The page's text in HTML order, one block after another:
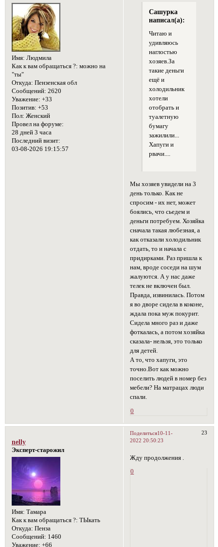
Имя: Людмила
Как к вам обращаться ?: можно на
"ты"
Откуда: Пензенская обл
Сообщений: 2620
Уважение: +33
Позитив: +53
Пол: Женский
Провел на форуме:
28 дней 3 часа
Последний визит:
03-08-2026 19:15:57
Сашурка
написал(а):
Читаю и
удивляюсь
наглостью
хозяев.За
такие деньги
ещё и
холодильник
хотели
отобрать и
туалетную
бумагу
зажилили...
Хапуги и
рвачи....
Мы хозяев увидели на 3
день только. Как не
спросим - их нет, может
боялись, что сьедем и
деньги потребуем. Хозяйка
сначала такая любезная, а
как отказали холодильник
отдать, то и начала с
придирками. Раз пришла к
нам, вроде соседи на шум
жалуются. А у нас даже
телек не включен был.
Правда, извинилась. Потом
я во дворе сидела в коконе,
ждала пока муж покурит.
Сидела много раз и даже
фоткалась, а потом хозяйка
сказала- нельзя, это только
для детей.
А то, что хапуги, это
точно.Вот как можно
поселить людей в номер без
мебели? На матрацах люди
спали.
0
Поделиться 23
10-11-
2022 20:50:23
nelly
Эксперт-старожил
Имя: Тамара
Как к вам обращаться ?: ТЫкать
Откуда: Пенза
Сообщений: 1460
Уважение: +66
Жду продолжения .
0